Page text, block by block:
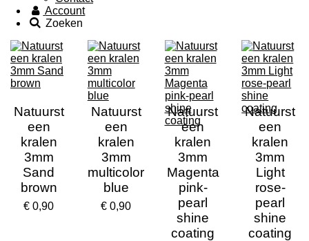
Account
Zoeken
Natuurst
een
kralen
3mm
Sand
brown
€ 0,90
Natuurst
een
kralen
3mm
multicolor
blue
€ 0,90
Natuurst
een
kralen
3mm
Magenta
pink-
pearl
shine
coating
Natuurst
een
kralen
3mm
Light
rose-
pearl
shine
coating